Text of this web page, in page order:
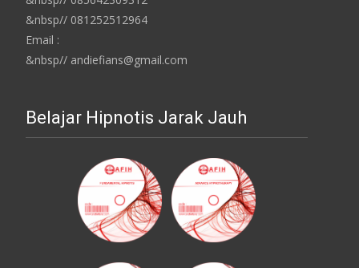
&nbsp// 081252512964
Email :
&nbsp// andiefians@gmail.com
Belajar Hipnotis Jarak Jauh